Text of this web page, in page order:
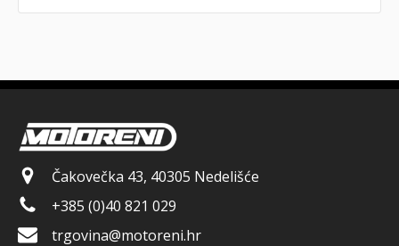
Čakovečka 43, 40305 Nedelišće
+385 (0)40 821 029
trgovina@motoreni.hr